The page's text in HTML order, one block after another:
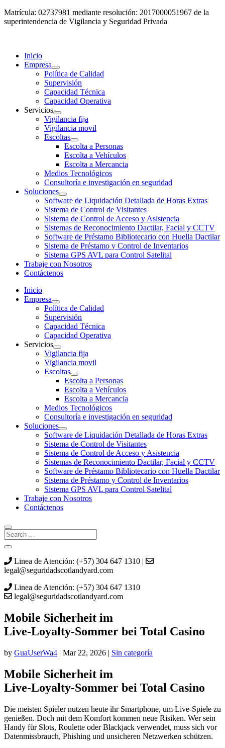
Matrícula: 02737981 mediante resolución: 2017000051967 de la
superintendencia de Vigilancia y Seguridad Privada
Inicio
Empresa
Política de Calidad
Supervisión
Capacidad Técnica
Capacidad Operativa
Servicios
Vigilancia fija
Vigilancia movil
Escoltas
Escolta a Personas
Escolta a Vehículos
Escolta a Mercancia
Medios Tecnológicos
Consultoría e investigación en seguridad
Soluciones
Software de Liquidación Detallada de Horas Extras
Sistema de Control de Visitantes
Sistema de Control de Acceso y Asistencia
Sistemas de Reconocimiento Dactilar, Facial y CCTV
Software de Préstamo Bibliotecario con Huella Dactilar
Sistema de Préstamo y Control de Inventarios
Sistema GPS AVL para Control Satelital
Trabaje con Nosotros
Contáctenos
Inicio
Empresa
Política de Calidad
Supervisión
Capacidad Técnica
Capacidad Operativa
Servicios
Vigilancia fija
Vigilancia movil
Escoltas
Escolta a Personas
Escolta a Vehículos
Escolta a Mercancia
Medios Tecnológicos
Consultoría e investigación en seguridad
Soluciones
Software de Liquidación Detallada de Horas Extras
Sistema de Control de Visitantes
Sistema de Control de Acceso y Asistencia
Sistemas de Reconocimiento Dactilar, Facial y CCTV
Software de Préstamo Bibliotecario con Huella Dactilar
Sistema de Préstamo y Control de Inventarios
Sistema GPS AVL para Control Satelital
Trabaje con Nosotros
Contáctenos
Linea de Atención: (+57) 304 647 1310 |
legal@seguridadscotlandyard.com
Linea de Atención: (+57) 304 647 1310
legal@seguridadscotlandyard.com
Mobile Sicherheit im
Live‑Loyalty‑Sommer bei Total Casino
by GuaUserWa4 | Mar 22, 2026 | Sin categoría
Mobile Sicherheit im
Live‑Loyalty‑Sommer bei Total Casino
Die meisten Spieler nutzen heute ihr Smartphone, um Live‑Spiele zu
genießen. Doch mit dem Komfort kommen neue Risiken. Wer sein
Handy für Slots, Roulette oder Blackjack verwendet, muss sich vor
Datenmissbrauch, Phishing und unsicheren Netzwerken schützen.